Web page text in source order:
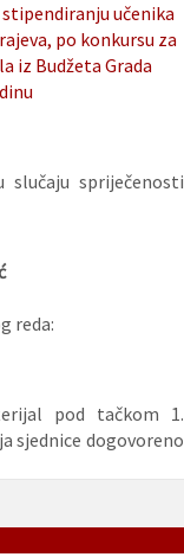
učenika
po konkursu za
iz Budžeta Grada
slučaju spriječenosti
reda:
pod tačkom 1.
sjednice dogovoreno